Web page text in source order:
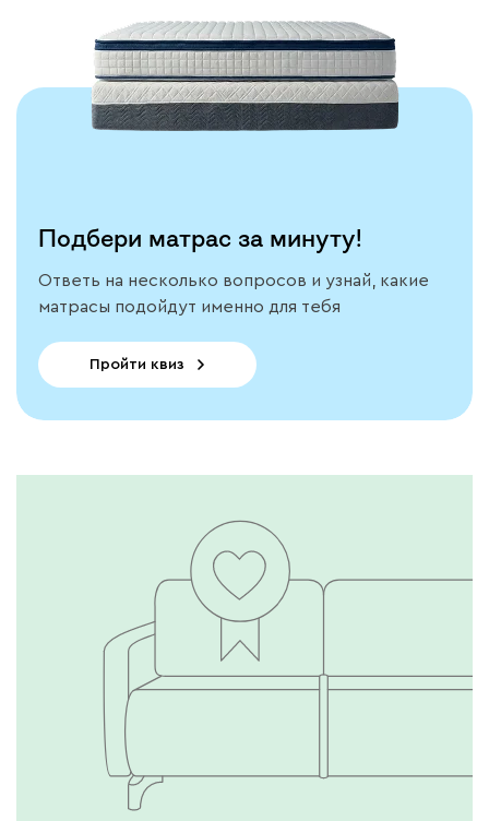
Подбери матрас за минуту!
Ответь на несколько вопросов и узнай, какие
матрасы подойдут именно для тебя
Пройти квиз